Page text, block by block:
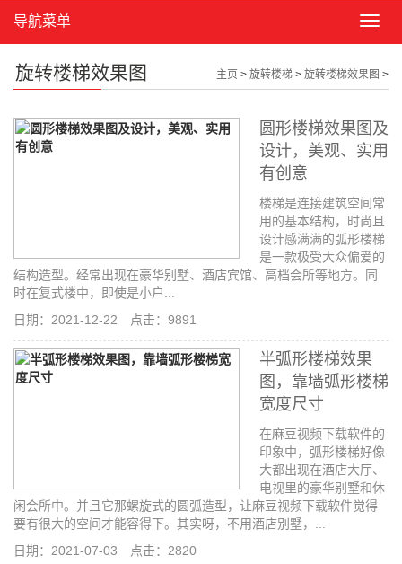
导
单
导航菜单
旋转楼梯效果图 主页 > 旋转楼梯 > 旋转楼梯效果图 >
圆形楼梯效果图及
设计，美观、实用
有创意
楼梯是连接建筑空间常
用的基本结构，时尚且
设计感满满的弧形楼梯
是一款极受大众偏爱的
结构造型。经常出现在豪华别墅、酒店宾馆、高档会所等地方。同
时在复式楼中，即使是小户...
日期：2021-12-22 点击：9891
半弧形楼梯效果
图，靠墙弧形楼梯
宽度尺寸
在麻豆视频下载软件的
印象中，弧形楼梯好像
大都出现在酒店大厅、
电视里的豪华别墅和休
闲会所中。并且它那螺旋式的圆弧造型，让麻豆视频下载软件觉得
要有很大的空间才能容得下。其实呀，不用酒店别墅，...
日期：2021-07-03 点击：2820